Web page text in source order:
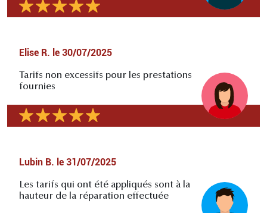
Elise R. le 30/07/2025
Tarifs non excessifs pour les prestations
fournies
Lubin B. le 31/07/2025
Les tarifs qui ont été appliqués sont à la
hauteur de la réparation effectuée